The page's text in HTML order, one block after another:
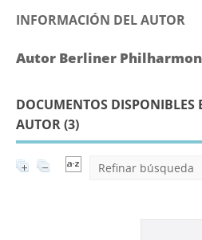
INFORMACIÓN DEL AUTOR
Autor Berliner
DOCUMENTOS DISPONIBLES
AUTOR (3)
Refinar búsqueda